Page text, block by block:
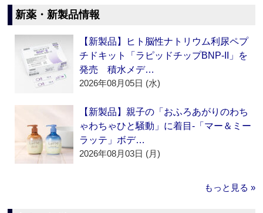
新薬・新製品情報
【新製品】ヒト脳性ナトリウム利尿ペプ
チドキット「ラピッドチップBNP-II」を
発売 積水メデ…
2026年08月05日 (水)
【新製品】親子の「おふろあがりのわち
ゃわちゃひと騒動」に着目‐「マー＆ミー
ラッテ」ボデ…
2026年08月03日 (月)
もっと見る »